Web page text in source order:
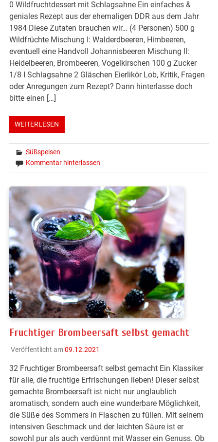
0 Wildfruchtdessert mit Schlagsahne Ein einfaches &
geniales Rezept aus der ehemaligen DDR aus dem Jahr
1984 Diese Zutaten brauchen wir… (4 Personen) 500 g
Wildfrüchte Mischung I: Walderdbeeren, Himbeeren,
eventuell eine HandvoII Johannisbeeren Mischung ll:
Heidelbeeren, Brombeeren, Vogelkirschen 100 g Zucker
1/8 I Schlagsahne 2 Gläschen Eierlikör Lob, Kritik, Fragen
oder Anregungen zum Rezept? Dann hinterlasse doch
bitte einen […]
WEITERLESEN
Süßspeisen
Kommentar hinterlassen
Fruchtiger Brombeersaft selbst gemacht
Veröffentlicht am09.12.2021
32 Fruchtiger Brombeersaft selbst gemacht Ein Klassiker
für alle, die fruchtige Erfrischungen lieben! Dieser selbst
gemachte Brombeersaft ist nicht nur unglaublich
aromatisch, sondern auch eine wunderbare Möglichkeit,
die Süße des Sommers in Flaschen zu füllen. Mit seinem
intensiven Geschmack und der leichten Säure ist er
sowohl pur als auch verdünnt mit Wasser ein Genuss. Ob